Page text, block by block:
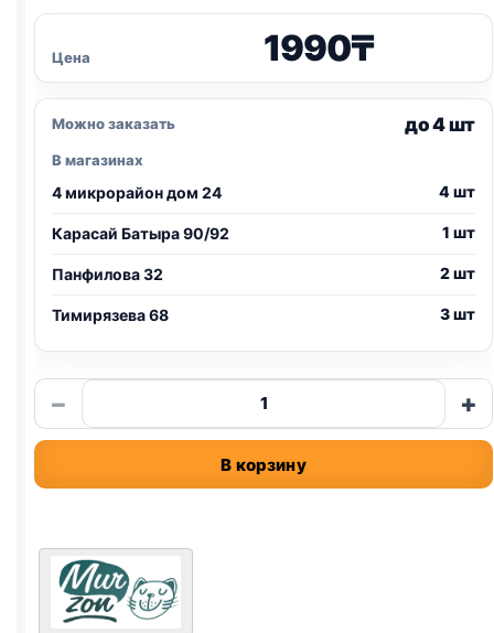
Цена 1990₸
Можно заказать до 4 шт
В магазинах
4 микрорайон дом 24 4 шт
Карасай Батыра 90/92 1 шт
Панфилова 32 2 шт
Тимирязева 68 3 шт
−
Количество
товара
MurZon
(НЕЙТРАЛЬНЫЙ)
+
В корзину